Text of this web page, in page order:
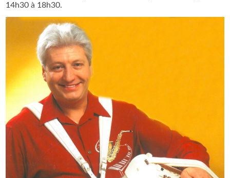
14h30 à 18h30.